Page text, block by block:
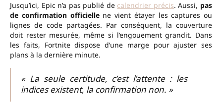
Jusqu’ici, Epic n’a pas publié de calendrier précis. Aussi, pas
de confirmation officiellene vient étayer les captures ou
lignes de code partagées. Par conséquent, la couverture
doit rester mesurée, même si l’engouement grandit. Dans
les faits, Fortnite dispose d’une marge pour ajuster ses
plans à la dernière minute.
« La seule certitude, c’est l’attente : les
indices existent, la confirmation non. »